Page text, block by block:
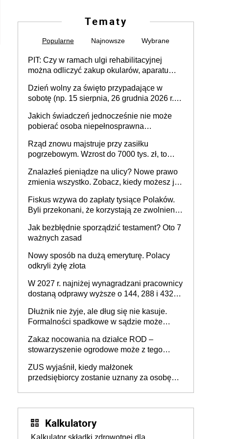
Tematy
Popularne Najnowsze Wybrane
PIT: Czy w ramach ulgi rehabilitacyjnej
można odliczyć zakup okularów, aparatu
Dzień wolny za święto przypadające w
sobotę (np. 15 sierpnia, 26 grudnia 2026 r.) –
pracodawcy (sektor prywatny i administracja
publiczna), najczęstsze pytania
Jakich świadczeń jednocześnie nie może
pobierać osoba niepełnosprawna
Rząd znowu majstruje przy zasiłku
pogrzebowym. Wzrost do 7000 tys. zł, to
Znalazłeś pieniądze na ulicy? Nowe prawo
zmienia wszystko. Zobacz, kiedy możesz je
Fiskus wzywa do zapłaty tysiące Polaków.
Byli przekonani, że korzystają ze zwolnienia
Jak bezbłędnie sporządzić testament? Oto 7
ważnych zasad
Nowy sposób na dużą emeryturę. Polacy
odkryli żyłę złota
W 2027 r. najniżej wynagradzani pracownicy
dostaną odprawy wyższe o 144, 288 i 432
Dłużnik nie żyje, ale dług się nie kasuje.
Formalności spadkowe w sądzie może
zmarłego
Zakaz nocowania na działce ROD –
stowarzyszenie ogrodowe może z tego
działki (wypowiedzieć dzierżawę)?
ZUS wyjaśnił, kiedy małżonek
przedsiębiorcy zostanie uznany za osobę
Kalkulatory